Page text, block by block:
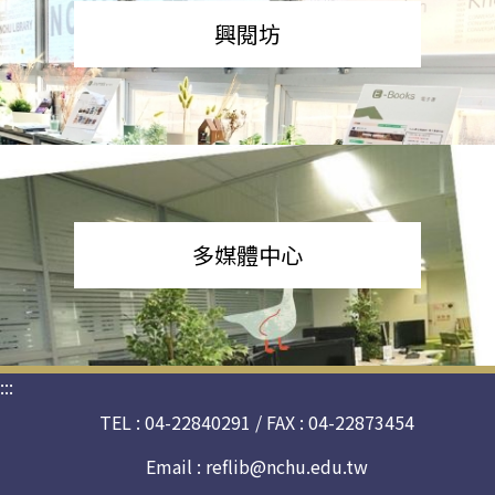
興閱坊
多媒體中心
:::
TEL : 04-22840291 / FAX : 04-22873454
Email : reflib@nchu.edu.tw